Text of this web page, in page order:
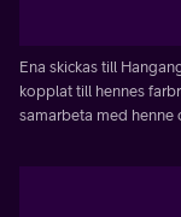
Ena skickas till
kopplat till hennes
samarbeta med henne